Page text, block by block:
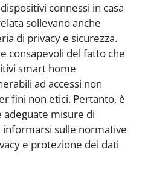
connessi in casa
sollevano anche
di privacy e sicurezza.
consapevoli del fatto che
smart home
ad accessi non
fini non etici. Pertanto, è
misure di
sulle normative
e protezione dei dati